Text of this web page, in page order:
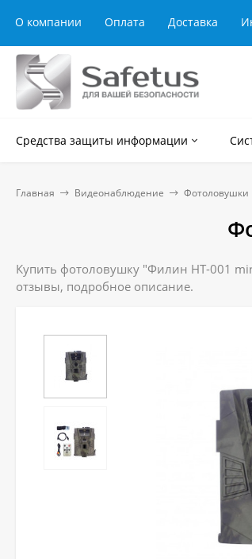
О компании Оплата Доставка
Средства защиты информации
Главная Видеонаблюдение Фотоловушки
Купить фотоловушку "Филин HT-001
отзывы, подробное описание.